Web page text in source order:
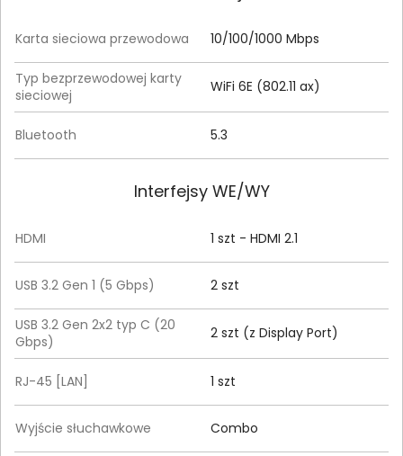
Karta sieciowa przewodowa 10/100/1000 Mbps
Typ bezprzewodowej karty
sieciowej
WiFi 6E (802.11 ax)
Bluetooth 5.3
Interfejsy WE/WY
HDMI 1 szt - HDMI 2.1
USB 3.2 Gen 1 (5 Gbps) 2 szt
USB 3.2 Gen 2x2 typ C (20
Gbps)
2 szt (z Display Port)
RJ-45 [LAN] 1 szt
Wyjście słuchawkowe Combo